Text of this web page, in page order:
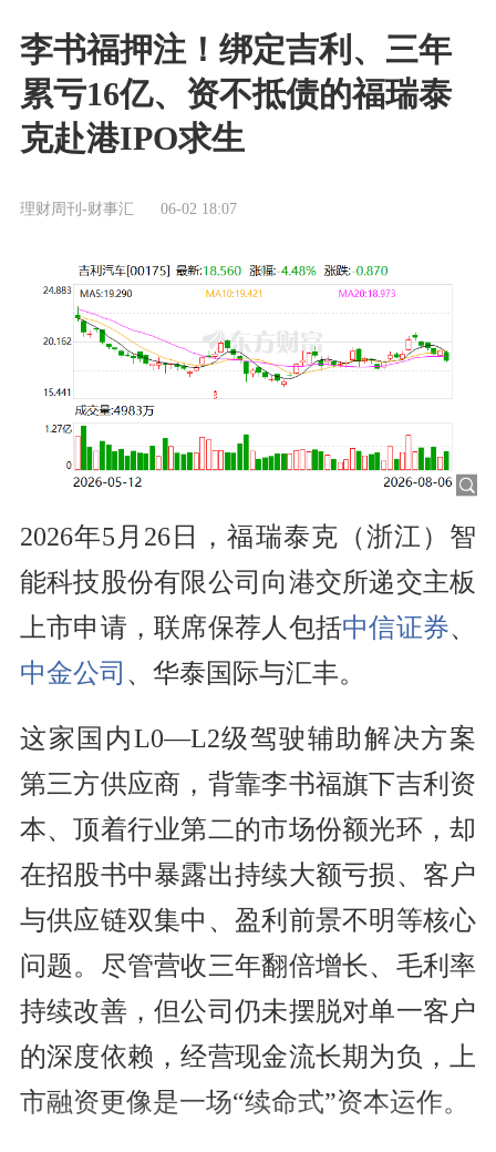
李书福押注！绑定吉利、三年
累亏16亿、资不抵债的福瑞泰
克赴港IPO求生
理财周刊-财事汇 06-02 18:07
2026年5月26日，福瑞泰克（浙江）智
能科技股份有限公司向港交所递交主板
上市申请，联席保荐人包括中信证券、
中金公司 、华泰国际与汇丰。
这家国内L0—L2级驾驶辅助解决方案
第三方供应商，背靠李书福旗下吉利资
本、顶着行业第二的市场份额光环，却
在招股书中暴露出持续大额亏损、客户
与供应链双集中、盈利前景不明等核心
问题。尽管营收三年翻倍增长、毛利率
持续改善，但公司仍未摆脱对单一客户
的深度依赖，经营现金流长期为负，上
市融资更像是一场“续命式”资本运作。